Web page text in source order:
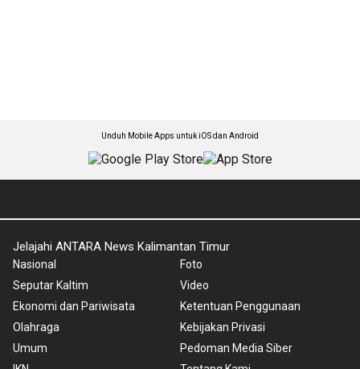
Unduh Mobile Apps untuk iOS dan Android
Jelajahi ANTARA News Kalimantan Timur
Nasional
Seputar Kaltim
Ekonomi dan Pariwisata
Olahraga
Umum
Foto
Video
Ketentuan Penggunaan
Kebijakan Privasi
Pedoman Media Siber